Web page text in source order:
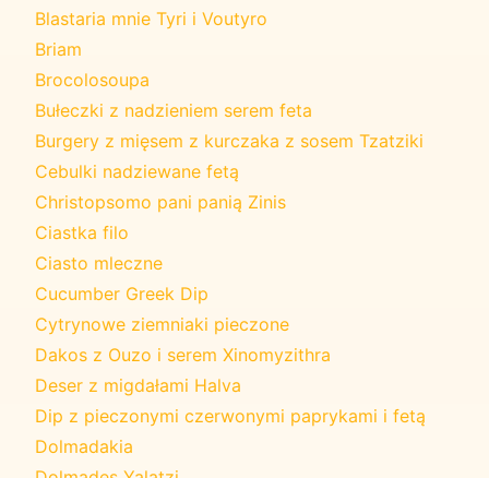
Blastaria mnie Tyri i Voutyro
Briam
Brocolosoupa
Bułeczki z nadzieniem serem feta
Burgery z mięsem z kurczaka z sosem Tzatziki
Cebulki nadziewane fetą
Christopsomo pani panią Zinis
Ciastka filo
Ciasto mleczne
Cucumber Greek Dip
Cytrynowe ziemniaki pieczone
Dakos z Ouzo i serem Xinomyzithra
Deser z migdałami Halva
Dip z pieczonymi czerwonymi paprykami i fetą
Dolmadakia